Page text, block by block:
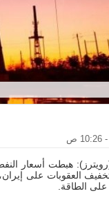
هبطت أسعار
العقوبات على
الطاقة.